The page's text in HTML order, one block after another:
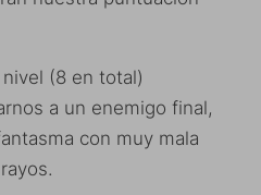
(8 en total)
a un enemigo final,
con muy mala